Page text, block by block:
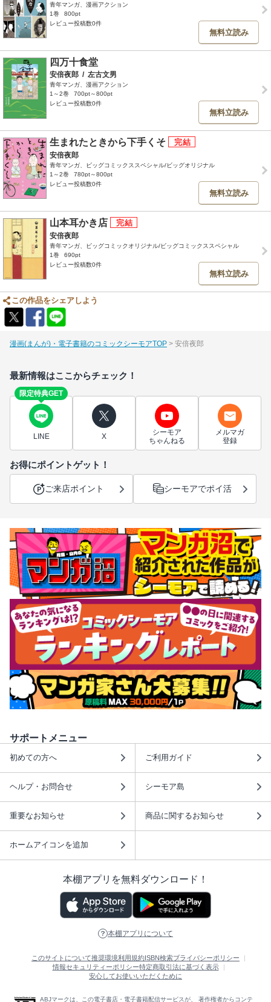
青年マンガ、漫画アクション
1巻
800pt
レビュー投稿数0件
無料立読み
四万十食堂
安倍夜郎 / 左古文男
青年マンガ、漫画アクション
1～2巻
700pt～800pt
レビュー投稿数0件
無料立読み
生まれたときから下手くそ
安倍夜郎
青年マンガ、ビッグコミックススペシャル/ビッグオリジナル
1～2巻
780pt～800pt
レビュー投稿数0件
無料立読み
山本耳かき店
安倍夜郎
青年マンガ、ビッグコミックオリジナル/ビッグコミックススペシャル
1巻
690pt
レビュー投稿数0件
無料立読み
この作品をシェアしよう
漫画(まんが)・電子書籍のコミックシーモアTOP 安倍夜郎
最新情報はここからチェック！
限定特典GET
LINE X
シーモア
ちゃんねる
メルマガ
登録
お得にポイントゲット！
ご来店ポイント シーモアでポイ活
サポートメニュー
初めての方へ ご利用ガイド
ヘルプ・お問合せ シーモア島
重要なお知らせ 商品に関するお知らせ
ホームアイコンを追加
本棚アプリを無料ダウンロード！
本棚アプリについて
このサイトについて推奨環境利用規約ISBN検索プライバシーポリシー
情報セキュリティーポリシー特定商取引法に基づく表示
安心してお使いいただくために
ABJマークは、この電子書店・電子書籍配信サービスが、 著作権者からコンテ